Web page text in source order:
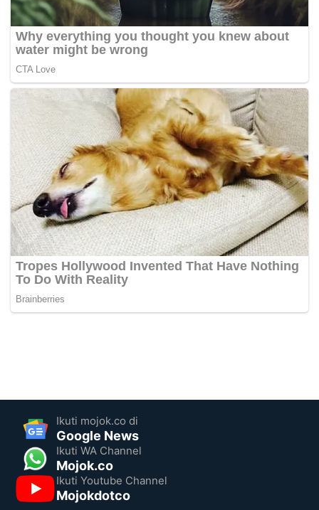
Ikuti mojok.co di
Google News
Ikuti WA Channel
Mojok.co
Ikuti Youtube Channel
Mojokdotco